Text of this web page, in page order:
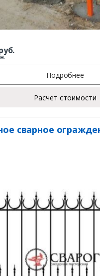
Подробнее
Расчет стоимости
сварное